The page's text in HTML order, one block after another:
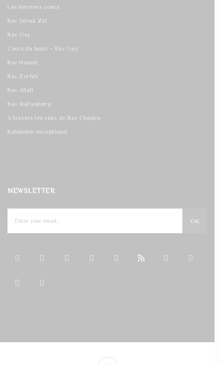
Les derniers cours
Rav Sitruk Zal
Rav Gay
Cours du lundi – Rav Gay
Rav Haouzi
Rav Zerbib
Rav Allali
Rav Wattenberg
A travers les yeux de Rav Chapira
Rabbanim exceptional
NEWSLETTER
OK